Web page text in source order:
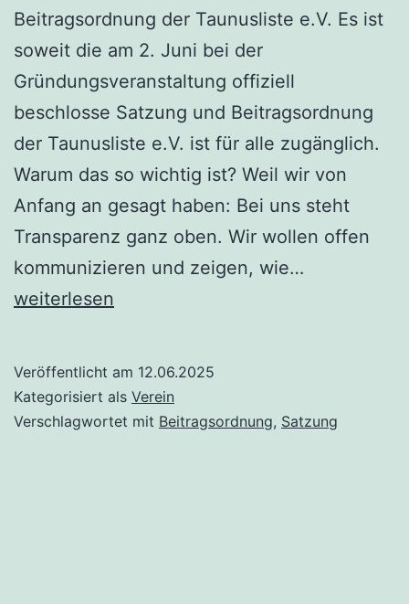
Beitragsordnung der Taunusliste e.V. Es ist
soweit die am 2. Juni bei der
Gründungsveranstaltung offiziell
beschlosse Satzung und Beitragsordnung
der Taunusliste e.V. ist für alle zugänglich.
Warum das so wichtig ist? Weil wir von
Anfang an gesagt haben: Bei uns steht
Transparenz ganz oben. Wir wollen offen
kommunizieren und zeigen, wie…
e.V.
weiterlesen
Veröffentlicht am 12.06.2025
Kategorisiert als Verein
Verschlagwortet mit Beitragsordnung, Satzung